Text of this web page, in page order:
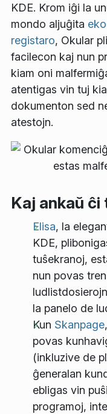
KDE. Krom iĝi la
mondo aljuĝita
registaro, Okular
facilecon kaj nun
kiam oni
atentigas vin tuj
dokumenton sed
atestojn.
Kaj ankaŭ ĉi
Elisa, la
KDE,
tuŝekranoj,
nun povas
la panelo de
Kun Skanpage
povas
(inkluzive de
ĝeneralan
ebligas vin
programoj,